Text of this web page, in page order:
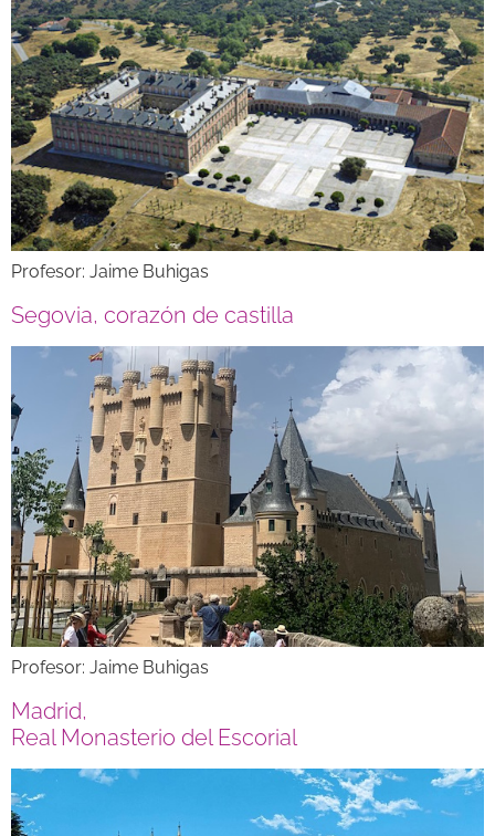
Profesor: Jaime Buhigas
Segovia, corazón de castilla
Profesor: Jaime Buhigas
Madrid,
Real Monasterio del Escorial